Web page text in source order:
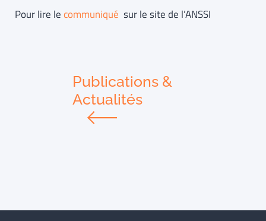
Pour lire lecommuniqué sur le site de l’ANSSI
Publications &
Actualités